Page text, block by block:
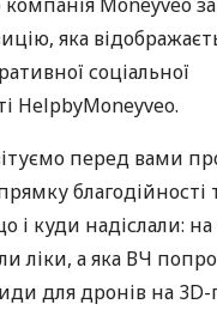
яка
соціальної
HelpbyMoneyveo.
перед вами
благодійності
і куди надіслали:
ліки, а яка ВЧ
для дронів на 3D-